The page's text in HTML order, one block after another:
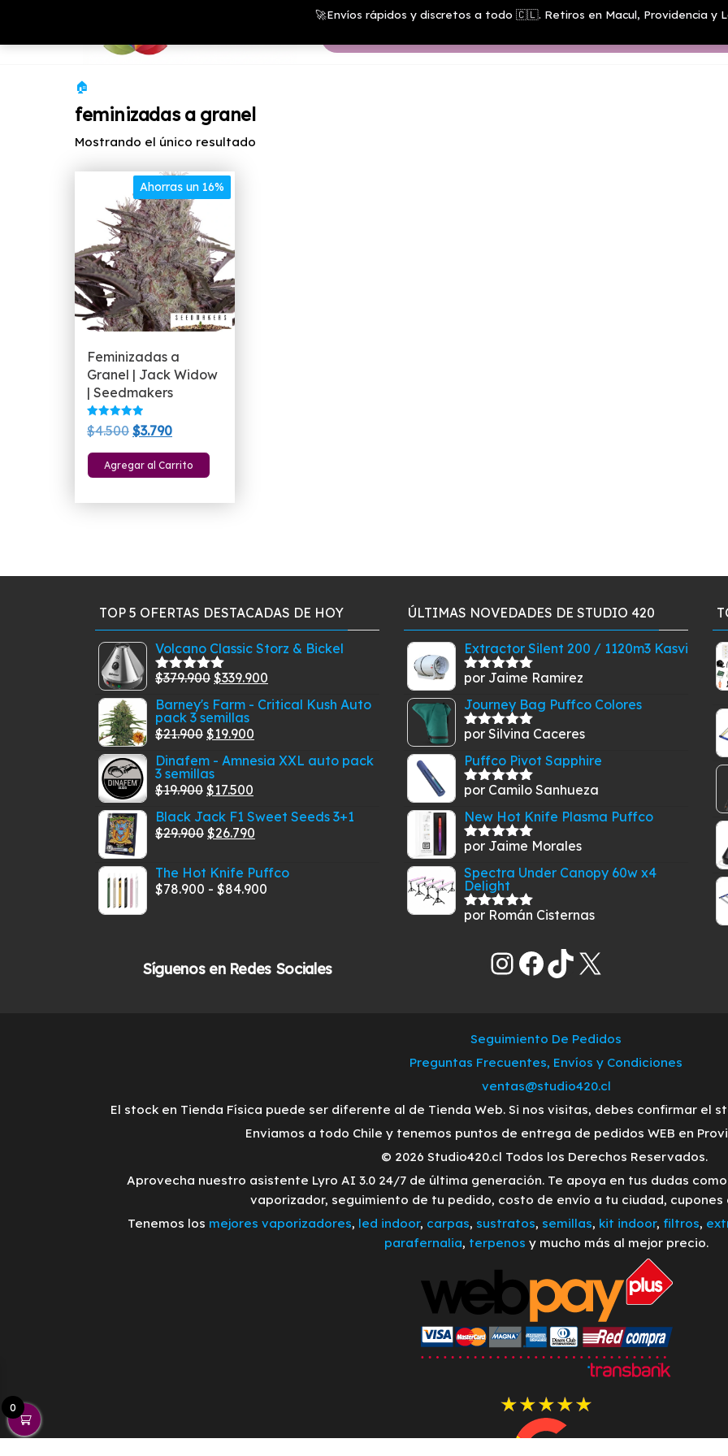
contenido
🚀Envíos rápidos y discretos a todo 🇨🇱. Retiros en Macul, Providencia y
Growshop
& LED
🏠
feminizadas a granel
Mostrando el único resultado
Ahorras un 16%
Feminizadas a
Granel | Jack Widow
| Seedmakers
Valorado
con
de 5
$4.500 El
precio
original
$3.790El
precio
actual
Agregar al Carrito
TOP 5 OFERTAS DESTACADAS DE HOY
Volcano Classic Storz & Bickel
Valorado
5
$379.900 El
precio
original
era:
$379.900.
$339.900
precio
$339.900.
Barney's Farm - Critical Kush Auto
pack 3 semillas
$21.900 El
precio
original
era:
$21.900.
$19.900
precio
$19.900.
Dinafem - Amnesia XXL auto pack
3 semillas
$19.900 El
precio
original
$19.900.
$17.500
precio
actual
$17.500.
Black Jack F1 Sweet Seeds 3+1
$29.900 El
original
era:
$26.790
actual
es:
The Hot Knife Puffco
$78.900 - $84.900
$78.900
ÚLTIMAS NOVEDADES DE STUDIO 420
Extractor Silent 200 / 1120m3 Kasvi
Valorado
por Jaime Ramirez
Journey Bag Puffco Colores
Valorado
por Silvina Caceres
Puffco Pivot Sapphire
Valorado
por Camilo Sanhueza
New Hot Knife Plasma Puffco
Valorado
por Jaime Morales
Spectra Under Canopy 60w x4
Delight
Valorado
por Román Cisternas
Síguenos en Redes Sociales Instagram
Facebook
TikTok
X
Seguimiento De Pedidos
Preguntas Frecuentes, Envíos y Condiciones
ventas@studio420.cl
El stock en Tienda Física puede ser diferente al de Tienda Web. Si nos visitas, debes confirmar el
Enviamos a todo Chile y tenemos puntos de entrega de pedidos WEB en
© 2026 Studio420.cl Todos los Derechos Reservados.
Aprovecha nuestro asistente Lyro AI 3.0 24/7 de última generación. Te apoya en tus dudas
vaporizador, seguimiento de tu pedido, costo de envío a tu ciudad,
Tenemos los mejores vaporizadores, led indoor, carpas, sustratos, semillas, kit indoor, filtros,
parafernalia, terpenos y mucho más al mejor precio.
0